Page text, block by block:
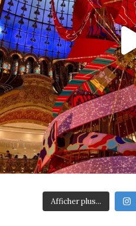
Afficher plus...